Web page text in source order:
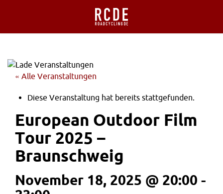
« Alle Veranstaltungen
Diese Veranstaltung hat bereits stattgefunden.
European Outdoor Film
Tour 2025 –
Braunschweig
November 18, 2025 @ 20:00 -